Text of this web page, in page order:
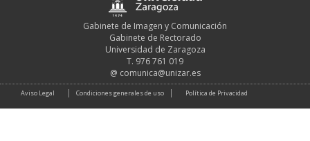
Gabinete de Imagen y Comunicación
Gabinete de Rectorado
Universidad de Zaragoza
T. 976 761 019
@ comunica@unizar.es
Aviso Legal Condiciones generales de uso Política de Privacidad